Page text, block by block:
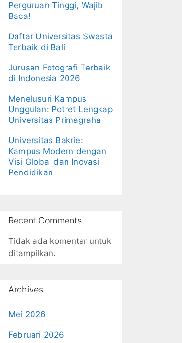
Perguruan Tinggi, Wajib
Baca!
Daftar Universitas Swasta
Terbaik di Bali
Jurusan Fotografi Terbaik
di Indonesia 2026
Menelusuri Kampus
Unggulan: Potret Lengkap
Universitas Primagraha
Universitas Bakrie:
Kampus Modern dengan
Visi Global dan Inovasi
Pendidikan
Recent Comments
Tidak ada komentar untuk
ditampilkan.
Archives
Mei 2026
Februari 2026